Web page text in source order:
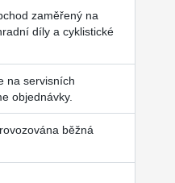
zaměřený na
díly a cyklistické
na servisních
objednávky.
běžná